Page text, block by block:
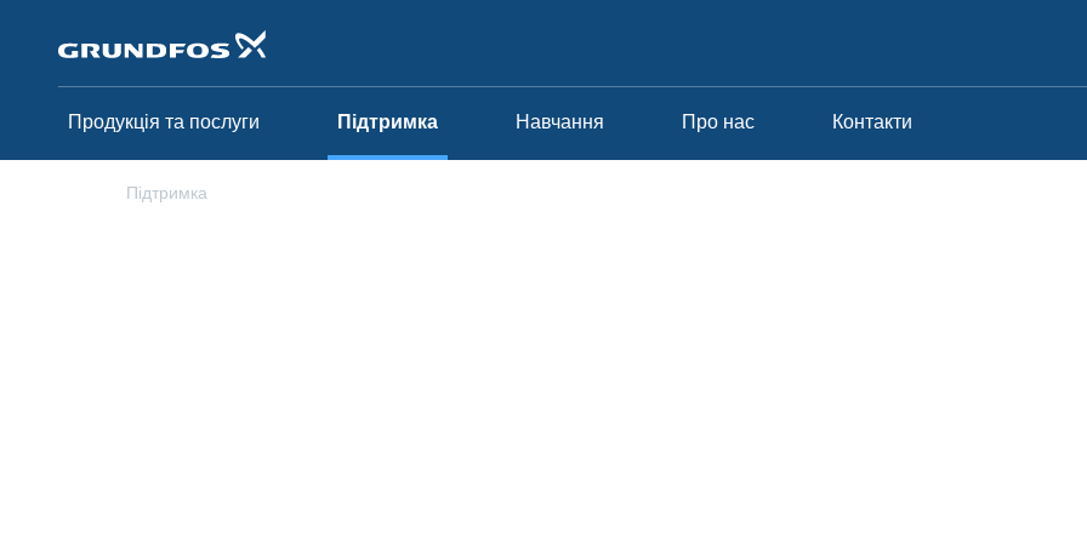
основного
контенту
Продукція та послуги Підтримка Навчання Про нас Контакти
Підтримка